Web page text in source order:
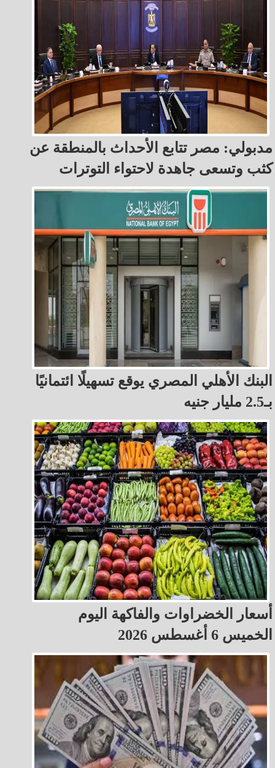
مدبولي: مصر تتابع الأحداث بالمنطقة عن
كثب وتسعى جاهدة لاحتواء التوترات
البنك الأهلي المصري يوقع تسهيلًا ائتمانيًا
بـ2.5 مليار جنيه
أسعار الخضراوات والفاكهة اليوم
الخميس 6 أغسطس 2026